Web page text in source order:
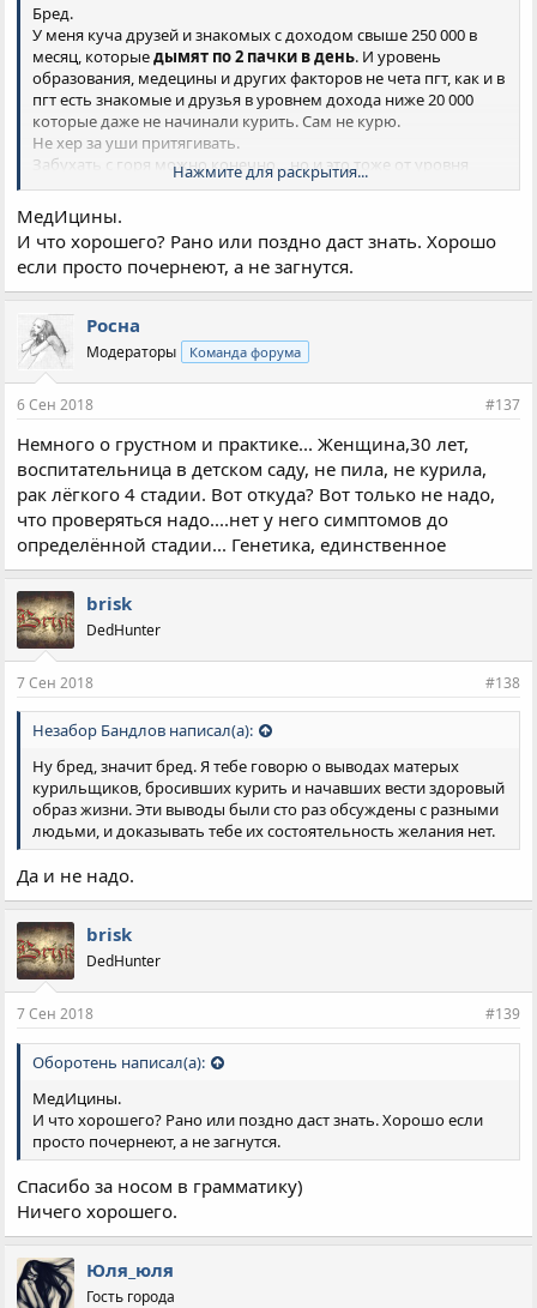
Бред.
У меня куча друзей и знакомых с доходом свыше 250 000 в
месяц, которыедымят по 2 пачки в день. И уровень
образования, медецины и других факторов не чета пгт, как и в
пгт есть знакомые и друзья в уровнем дохода ниже 20 000
которые даже не начинали курить. Сам не курю.
Не хер за уши притягивать.
Забухать с горя можно конечно... но и это тоже от уровня
серого вещества а не уровня жизни.
Нажмите для раскрытия...
МедИцины.
И что хорошего? Рано или поздно даст знать. Хорошо
если просто почернеют, а не загнутся.
Росна
Модераторы Команда форума
6 Сен 2018 #137
Немного о грустном и практике... Женщина,30 лет,
воспитательница в детском саду, не пила, не курила,
рак лёгкого 4 стадии. Вот откуда? Вот только не надо,
что проверяться надо....нет у него симптомов до
определённой стадии... Генетика, единственное
brisk
DedHunter
7 Сен 2018 #138
Незабор Бандлов написал(а):
Ну бред, значит бред. Я тебе говорю о выводах матерых
курильщиков, бросивших курить и начавших вести здоровый
образ жизни. Эти выводы были сто раз обсуждены с разными
людьми, и доказывать тебе их состоятельность желания нет.
Да и не надо.
brisk
DedHunter
7 Сен 2018 #139
Оборотень написал(а):
МедИцины.
И что хорошего? Рано или поздно даст знать. Хорошо если
просто почернеют, а не загнутся.
Спасибо за носом в грамматику)
Ничего хорошего.
Юля_юля
Гость города